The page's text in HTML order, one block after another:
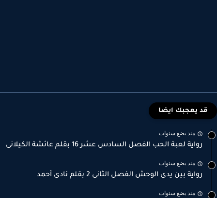
قد يعجبك ايضا
منذ بضع سنوات
رواية لعبة الحب الفصل السادس عشر 16 بقلم عائشة الكيلانى
منذ بضع سنوات
رواية بين يدى الوحش الفصل الثانى 2 بقلم نادى أحمد
منذ بضع سنوات